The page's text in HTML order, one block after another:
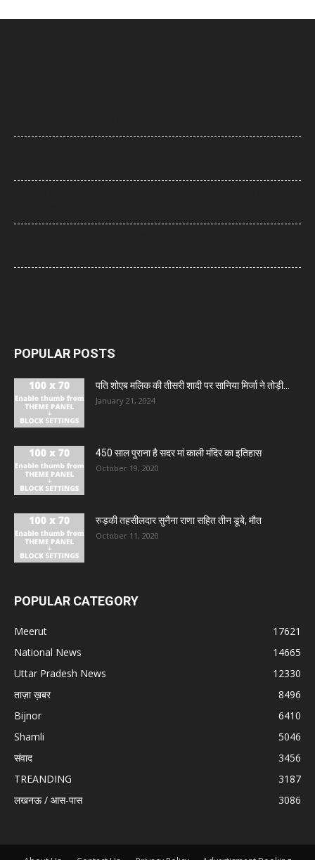
POPULAR POSTS
पति शोएब मलिक की तीसरी शादी पर सानिया मिर्जा ने तोड़ी...
January 21, 2024
450 साल पुराना है सदर मां काली मंदिर का इतिहास
October 19, 2020
रुड़की तहसीलदार सुनैना राणा सहित तीन डूबे, मौत
October 11, 2020
POPULAR CATEGORY
Meerut
17621
National News
14665
Uttar Pradesh News
12330
ताज़ा ख़बर
8496
Bijnor
6410
Shamli
5046
संवाद
3456
TREANDING
3187
लखनऊ / आस-पास
3086